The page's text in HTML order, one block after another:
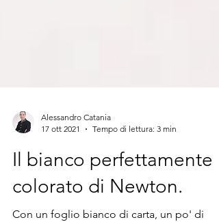
17 ott 2021
Tempo di lettura: 3 min
Il bianco perfettamente
colorato di Newton.